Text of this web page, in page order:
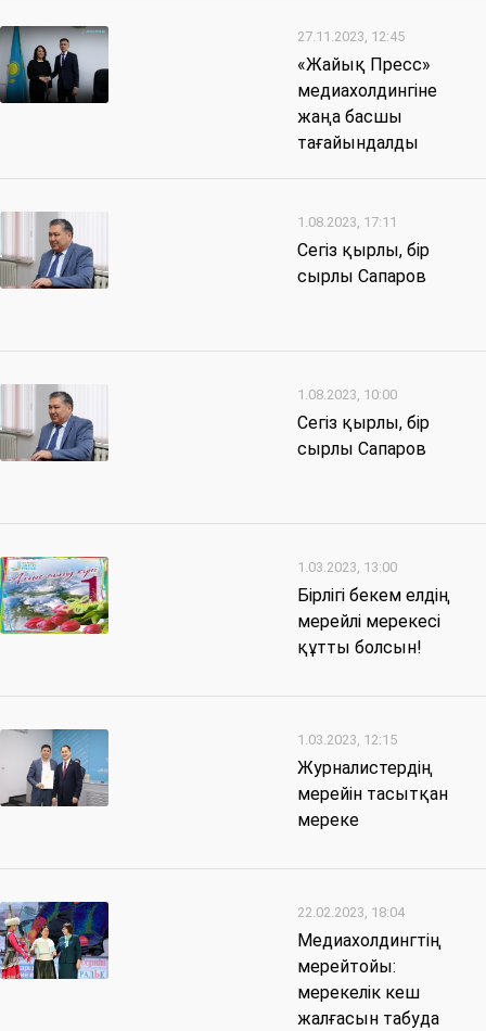
27.11.2023, 12:45
«Жайық Пресс»
медиахолдингіне
жаңа басшы
тағайындалды
1.08.2023, 17:11
Сегіз қырлы, бір
сырлы Сапаров
1.08.2023, 10:00
Сегіз қырлы, бір
сырлы Сапаров
1.03.2023, 13:00
Бірлігі бекем елдің
мерейлі мерекесі
құтты болсын!
1.03.2023, 12:15
Журналистердің
мерейін тасытқан
мереке
22.02.2023, 18:04
Медиахолдингтің
мерейтойы:
мерекелік кеш
жалғасын табуда